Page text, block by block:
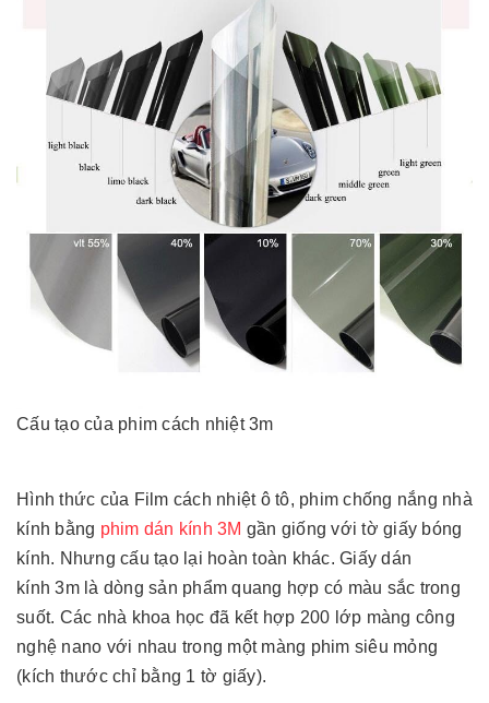
Cấu tạo của phim cách nhiệt 3m
Hình thức của Film cách nhiệt ô tô, phim chống nắng nhà
kính bằng phim dán kính 3M gần giống với tờ giấy bóng
kính. Nhưng cấu tạo lại hoàn toàn khác. Giấy dán
kính 3m là dòng sản phẩm quang hợp có màu sắc trong
suốt. Các nhà khoa học đã kết hợp 200 lớp màng công
nghệ nano với nhau trong một màng phim siêu mỏng
(kích thước chỉ bằng 1 tờ giấy).